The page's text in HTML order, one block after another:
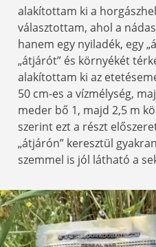
alakítottam ki a
választottam, ahol a
hanem egy nyiladék, egy
„átjárót” és környékét
alakítottam ki az
50 cm-es a vízmélység,
meder bő 1, majd 2,5 m
szerint ezt a részt
„átjárón” keresztül
szemmel is jól látható a